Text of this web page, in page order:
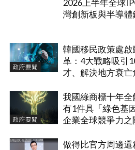
2026上半年全球
灣創新板與半導
政府要聞
韓國移民政策處
革：4大戰略吸引
才、解決地方衰亡
政府要聞
我國綠商標十年
有1件具「綠色基
企業全球競爭力
做得比官方周邊還